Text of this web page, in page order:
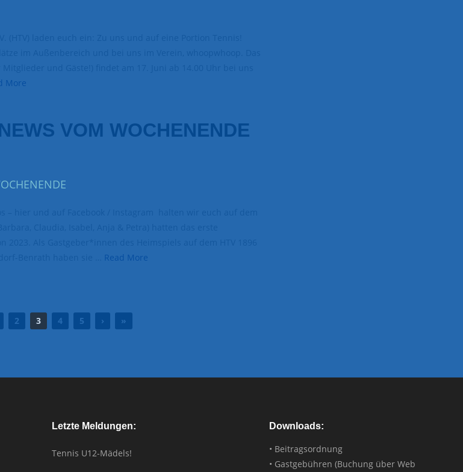
More
VOM WOCHENENDE
Read More
2 3 4 5 › »
Letzte Meldungen:
Tennis U12-Mädels!
Downloads:
• Beitragsordnung
• Gastgebühren (Buchung über Web